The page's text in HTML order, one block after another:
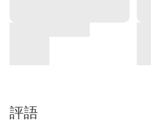
評語